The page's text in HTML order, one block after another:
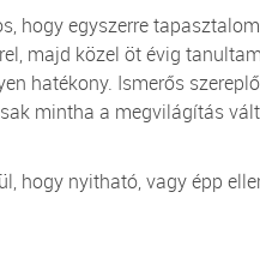
hogy egyszerre
majd közel öt évig
hatékony. Ismerős
mintha a megvilágítás
hogy nyitható, vagy épp